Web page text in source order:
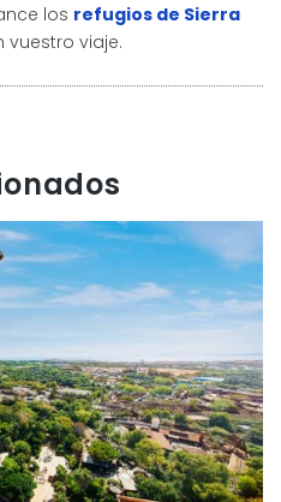
los refugios de Sierra
vuestro viaje.